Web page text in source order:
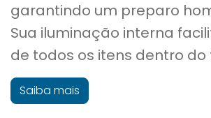
garantindo um preparo
Sua iluminação interna
de todos os itens dentro do
Saiba mais